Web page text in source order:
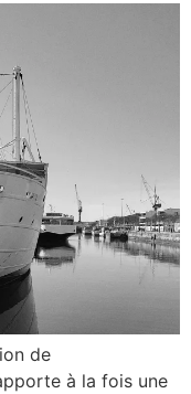
de
à la fois une